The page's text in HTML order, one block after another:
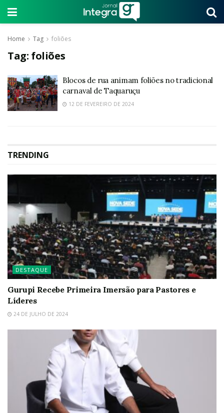
Home Tag foliões
Tag: foliões
Blocos de rua animam foliões no tradicional
carnaval de Taquaruçu
12 DE FEVEREIRO DE 2024
TRENDING
DESTAQUE
Gurupi Recebe Primeira Imersão para Pastores e
Líderes
24 DE JULHO DE 2024